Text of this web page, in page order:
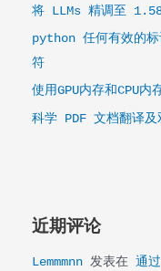
将 LLMs 精调至
python 任何有效的标
符
使用GPU内存和CPU内
科学 PDF 文档翻译及
近期评论
Lemmmnn发表在 通